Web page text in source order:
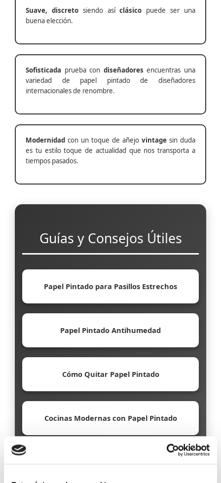
Suave, discretosiendo asíclásico puede ser una
buena elección.
Sofisticada prueba con diseñadores encuentras una
variedad de papel pintado de diseñadores
internacionales de renombre.
Modernidad con un toque de añejo vintage sin duda
es tu estilo toque de actualidad que nos transporta a
tiempos pasados.
Guías y Consejos Útiles
Papel Pintado para Pasillos Estrechos
Papel Pintado Antihumedad
Cómo Quitar Papel Pintado
Cocinas Modernas con Papel Pintado
Papel Pintado Ecológico